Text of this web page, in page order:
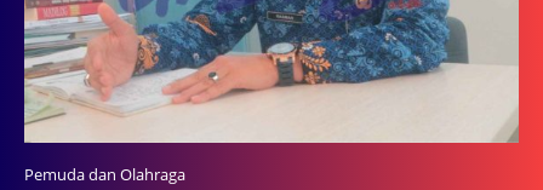
Pemuda dan Olahraga